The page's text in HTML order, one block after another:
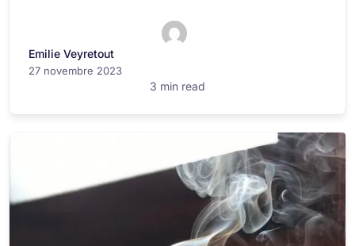
Emilie Veyretout
27 novembre 2023
3 min read